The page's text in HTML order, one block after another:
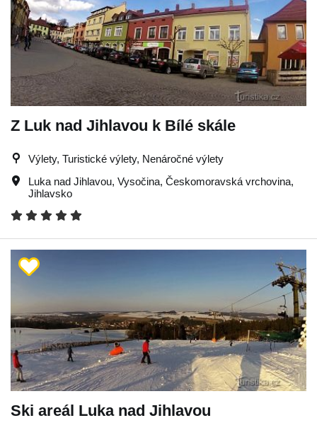
Z Luk nad Jihlavou k Bílé skále
Výlety, Turistické výlety, Nenáročné výlety
Luka nad Jihlavou, Vysočina, Českomoravská vrchovina,
Jihlavsko
Ski areál Luka nad Jihlavou